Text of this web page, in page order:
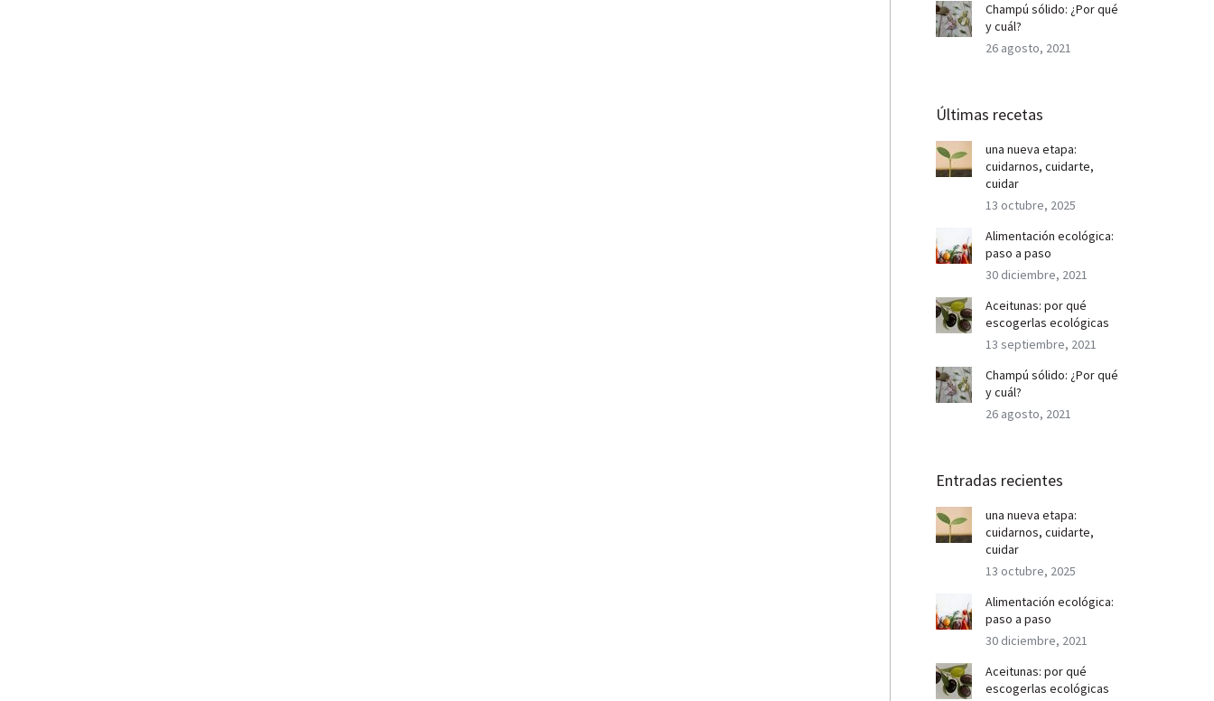
Champú sólido: ¿Por qué
y cuál?
26 agosto, 2021
Últimas recetas
una nueva etapa:
cuidarnos, cuidarte,
cuidar
13 octubre, 2025
Alimentación ecológica:
paso a paso
30 diciembre, 2021
Aceitunas: por qué
escogerlas ecológicas
13 septiembre, 2021
Champú sólido: ¿Por qué
y cuál?
26 agosto, 2021
Entradas recientes
una nueva etapa:
cuidarnos, cuidarte,
cuidar
13 octubre, 2025
Alimentación ecológica:
paso a paso
30 diciembre, 2021
Aceitunas: por qué
escogerlas ecológicas